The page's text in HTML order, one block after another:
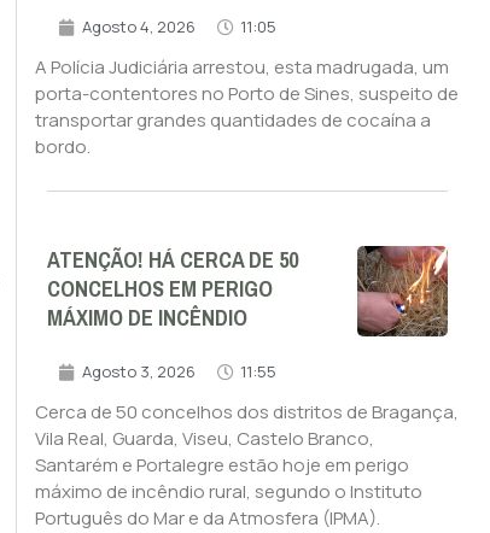
Agosto 4, 2026 11:05
A Polícia Judiciária arrestou, esta madrugada, um
porta-contentores no Porto de Sines, suspeito de
transportar grandes quantidades de cocaína a
bordo.
ATENÇÃO! HÁ CERCA DE 50
CONCELHOS EM PERIGO
MÁXIMO DE INCÊNDIO
Agosto 3, 2026 11:55
Cerca de 50 concelhos dos distritos de Bragança,
Vila Real, Guarda, Viseu, Castelo Branco,
Santarém e Portalegre estão hoje em perigo
máximo de incêndio rural, segundo o Instituto
Português do Mar e da Atmosfera (IPMA).